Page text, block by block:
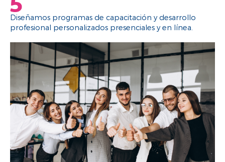
Diseñamos programas de capacitación y desarrollo
profesional personalizados presenciales y en línea.